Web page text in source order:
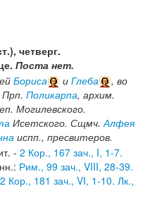
четверг.
Поста нет.
Бориса и Глеба
, во
Поликарпа, архим.
Могилевского.
Исетского. Сщмч. Алфея
испп., пресвитеров.
- 2 Кор., 167 зач., I, 1-7.
Рим., 99 зач., VIII, 28-39.
2 Кор., 181 зач., VI, 1-10. Лк.,